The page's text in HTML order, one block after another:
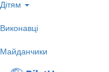
Дітям
Виконавці
Майданчики